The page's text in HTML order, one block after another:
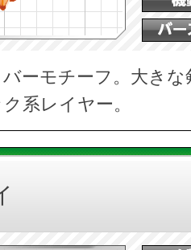
ーモチーフ。大き
系レイヤー。